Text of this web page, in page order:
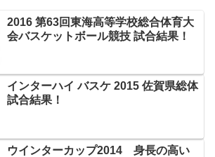
2016 第63回東海高等学校総合体育大
会バスケットボール競技 試合結果！
インターハイ バスケ 2015 佐賀県総体
試合結果！
ウインターカップ2014 身長の高い